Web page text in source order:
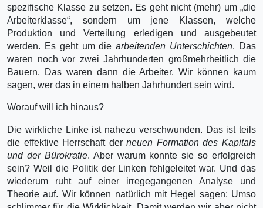
spezifische Klasse zu setzen. Es geht nicht (mehr) um „die
Arbeiter­klasse“, sondern um jene Klassen, welche
Produktion und Verteilung erledigen und ausgebeutet
werden. Es geht um diearbeitenden Unterschichten. Das
waren noch vor zwei Jahrhunderten großmehrheitlich die
Bauern. Das waren dann die Arbeiter. Wir können kaum
sagen, wer das in einem halben Jahrhundert sein wird.
Worauf will ich hinaus?
Die wirkliche Linke ist nahezu verschwunden. Das ist teils
die effektive Herrschaft derneuen Formation des Kapitals
und der Bürokratie. Aber warum konnte sie so erfolgreich
sein? Weil die Politik der Linken fehlgeleitet war. Und das
wiederum ruht auf einer irregegangenen Analyse und
Theorie auf. Wir können natürlich mit Hegel sagen: Umso